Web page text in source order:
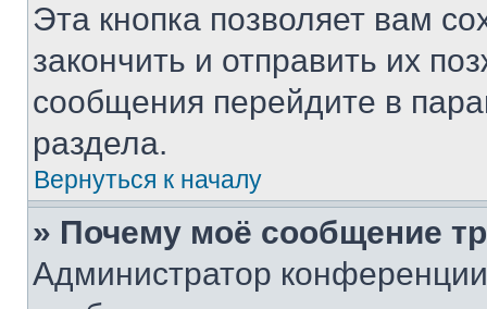
Эта кнопка позволяет вам
закончить и отправить их
сообщения перейдите в
раздела.
Вернуться к началу
» Почему моё сообщение
Администратор